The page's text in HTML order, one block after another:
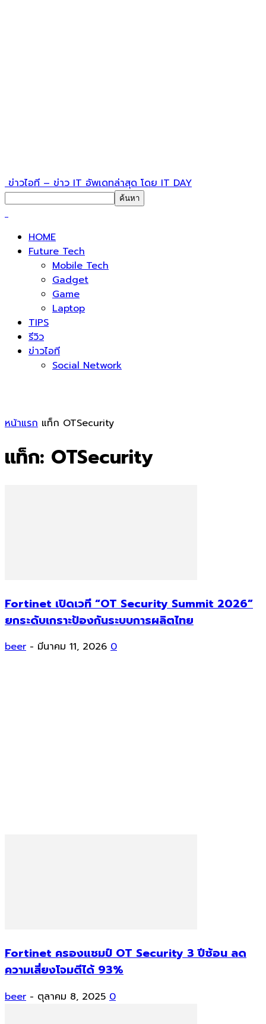
ข่าวไอที – ข่าว IT อัพเดทล่าสุด โดย IT DAY
HOME
Future Tech
Mobile Tech
Gadget
Game
Laptop
TIPS
รีวิว
ข่าวไอที
Social Network
หน้าแรก แท็ก OTSecurity
แท็ก: OTSecurity
Fortinet เปิดเวที “OT Security Summit 2026”
ยกระดับเกราะป้องกันระบบการผลิตไทย
beer - มีนาคม 11, 2026 0
Fortinet ครองแชมป์ OT Security 3 ปีซ้อน ลด
ความเสี่ยงโจมตีได้ 93%
beer - ตุลาคม 8, 2025 0